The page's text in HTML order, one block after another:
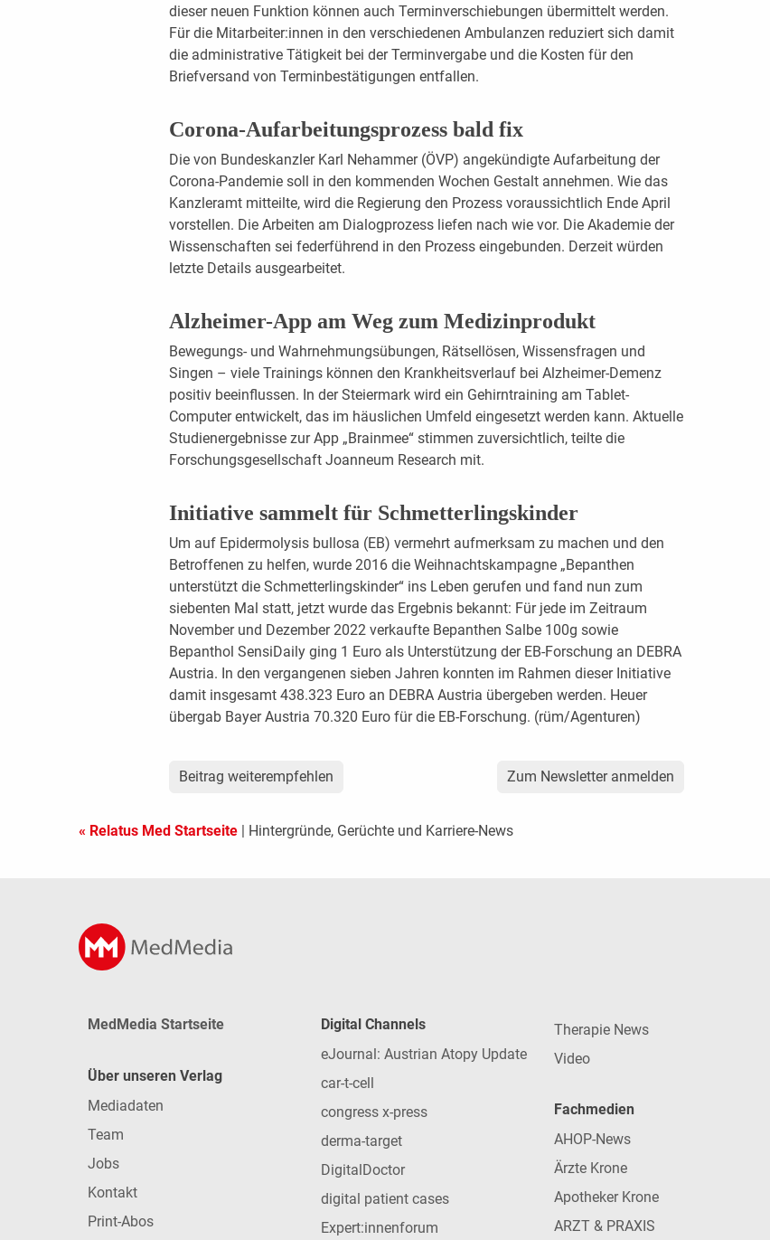
dieser neuen Funktion können auch Terminverschiebungen übermittelt werden.
Für die Mitarbeiter:innen in den verschiedenen Ambulanzen reduziert sich damit
die administrative Tätigkeit bei der Terminvergabe und die Kosten für den
Briefversand von Terminbestätigungen entfallen.
Corona-Aufarbeitungsprozess bald fix
Die von Bundeskanzler Karl Nehammer (ÖVP) angekündigte Aufarbeitung der
Corona-Pandemie soll in den kommenden Wochen Gestalt annehmen. Wie das
Kanzleramt mitteilte, wird die Regierung den Prozess voraussichtlich Ende April
vorstellen. Die Arbeiten am Dialogprozess liefen nach wie vor. Die Akademie der
Wissenschaften sei federführend in den Prozess eingebunden. Derzeit würden
letzte Details ausgearbeitet.
Alzheimer-App am Weg zum Medizinprodukt
Bewegungs- und Wahrnehmungsübungen, Rätsellösen, Wissensfragen und
Singen – viele Trainings können den Krankheitsverlauf bei Alzheimer-Demenz
positiv beeinflussen. In der Steiermark wird ein Gehirntraining am Tablet-
Computer entwickelt, das im häuslichen Umfeld eingesetzt werden kann. Aktuelle
Studienergebnisse zur App „Brainmee“ stimmen zuversichtlich, teilte die
Forschungsgesellschaft Joanneum Research mit.
Initiative sammelt für Schmetterlingskinder
Um auf Epidermolysis bullosa (EB) vermehrt aufmerksam zu machen und den
Betroffenen zu helfen, wurde 2016 die Weihnachtskampagne „Bepanthen
unterstützt die Schmetterlingskinder“ ins Leben gerufen und fand nun zum
siebenten Mal statt, jetzt wurde das Ergebnis bekannt: Für jede im Zeitraum
November und Dezember 2022 verkaufte Bepanthen Salbe 100g sowie
Bepanthol SensiDaily ging 1 Euro als Unterstützung der EB-Forschung an DEBRA
Austria. In den vergangenen sieben Jahren konnten im Rahmen dieser Initiative
damit insgesamt 438.323 Euro an DEBRA Austria übergeben werden. Heuer
übergab Bayer Austria 70.320 Euro für die EB-Forschung. (rüm/Agenturen)
Beitrag weiterempfehlen Zum Newsletter anmelden
« Relatus Med Startseite | Hintergründe, Gerüchte und Karriere-News
MedMedia Startseite
Über unseren Verlag
Mediadaten
Team
Jobs
Kontakt
Print-Abos
Digital Channels
eJournal: Austrian Atopy Update
car-t-cell
congress x-press
derma-target
DigitalDoctor
digital patient cases
Expert:innenforum
Therapie News
Video
Fachmedien
AHOP-News
Ärzte Krone
Apotheker Krone
ARZT & PRAXIS